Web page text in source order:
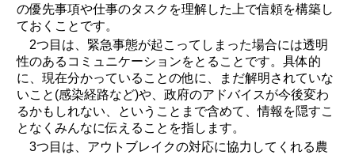
の優先事項や仕事のタスクを理解した上で信頼を構築し
ておくことです。
2つ目は、緊急事態が起こってしまった場合には透明
性のあるコミュニケーションをとることです。具体的
に、現在分かっていることの他に、まだ解明されていな
いこと(感染経路など)や、政府のアドバイスが今後変わ
るかもしれない、ということまで含めて、情報を隠すこ
となくみんなに伝えることを指します。
3つ目は、アウトブレイクの対応に協力してくれる農